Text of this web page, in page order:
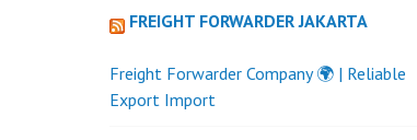
FREIGHT FORWARDER JAKARTA
Freight Forwarder Company 🌍 | Reliable
Export Import